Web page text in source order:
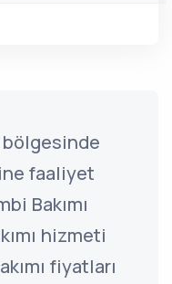
faaliyet
Bakımı
hizmeti
fiyatları